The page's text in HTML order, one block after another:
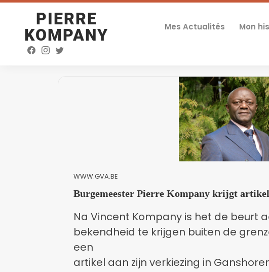
PIERRE
KOMPANY
Mes Actualités Mon
WWW.GVA.BE
Burgemeester Pierre Kompany krijgt
Na Vincent Kompany is het de beurt
bekendheid te krijgen buiten de
een
artikel aan zijn verkiezing in